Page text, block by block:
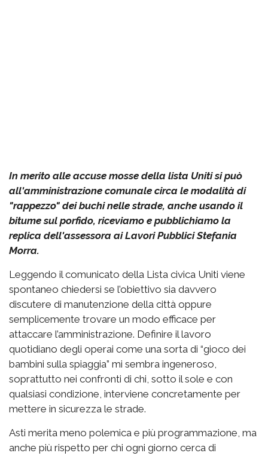
In merito alle accuse mosse della lista Uniti si può
all'amministrazione comunale circa le modalità di
"rappezzo" dei buchi nelle strade, anche usando il
bitume sul porfido, riceviamo e pubblichiamo la
replica dell'assessora ai Lavori Pubblici Stefania
Morra.
Leggendo il comunicato della Lista civica Uniti viene
spontaneo chiedersi se l’obiettivo sia davvero
discutere di manutenzione della città oppure
semplicemente trovare un modo efficace per
attaccare l’amministrazione. Definire il lavoro
quotidiano degli operai come una sorta di “gioco dei
bambini sulla spiaggia” mi sembra ingeneroso,
soprattutto nei confronti di chi, sotto il sole e con
qualsiasi condizione, interviene concretamente per
mettere in sicurezza le strade.
Asti merita meno polemica e più programmazione, ma
anche più rispetto per chi ogni giorno cerca di